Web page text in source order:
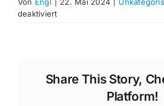
deaktiviertfür
Share This Story,
Platform!